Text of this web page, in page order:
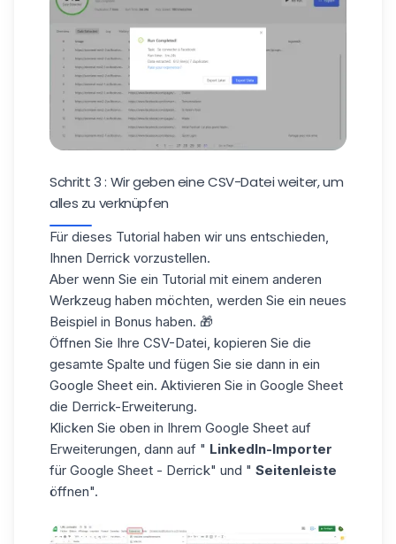
Schritt 3 : Wir geben eine CSV-Datei weiter, um
alles zu verknüpfen
Für dieses Tutorial haben wir uns entschieden,
Ihnen Derrick vorzustellen.
Aber wenn Sie ein Tutorial mit einem anderen
Werkzeug haben möchten, werden Sie ein neues
Beispiel in Bonus haben. 🎁
Öffnen Sie Ihre CSV-Datei, kopieren Sie die
gesamte Spalte und fügen Sie sie dann in ein
Google Sheet ein. Aktivieren Sie in Google Sheet
die Derrick-Erweiterung.
Klicken Sie oben in Ihrem Google Sheet auf
Erweiterungen, dann auf " LinkedIn-Importer
für Google Sheet - Derrick" und " Seitenleiste
öffnen".